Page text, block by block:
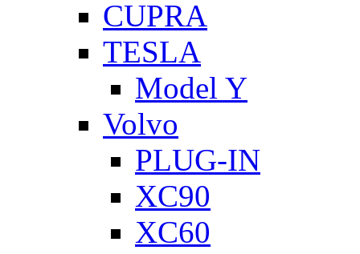
CUPRA
TESLA
Model Y
Volvo
PLUG-IN
XC90
XC60